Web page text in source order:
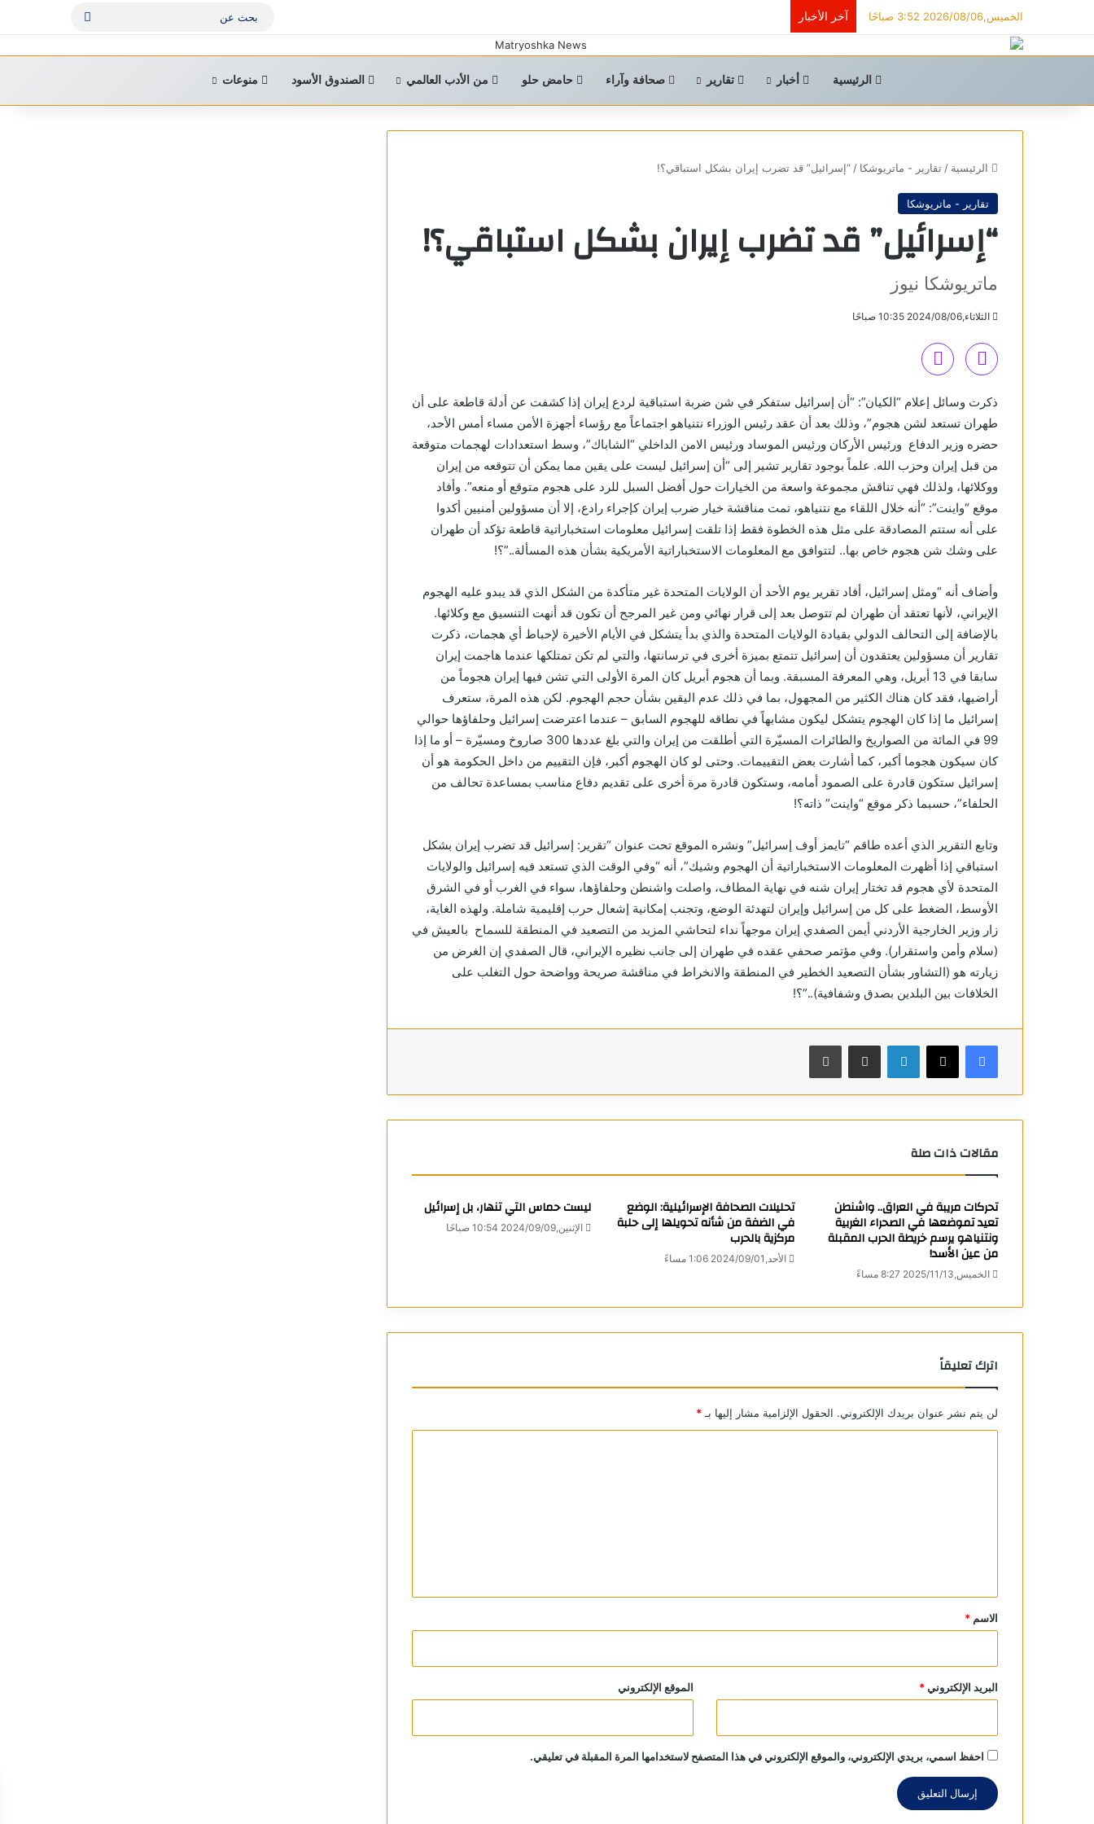
الخميس,2026/08/06 3:52 صباحًا آخر الأخبار
الرئيسية أخبار تقارير صحافة وآراء حامض حلو من الأدب العالمي الصندوق الأسود منوعات
الرئيسية / تقارير - ماتريوشكا / “إسرائيل” قد تضرب إيران بشكل استباقي؟!
تقارير - ماتريوشكا
“إسرائيل” قد تضرب إيران بشكل استباقي؟!
ماتريوشكا نيوز
الثلاثاء,2024/08/06 10:35 صباحًا
ذكرت وسائل إعلام “الكيان”: “أن إسرائيل ستفكر في شن ضربة استباقية لردع إيران إذا كشفت عن أدلة قاطعة على أن
طهران تستعد لشن هجوم”، وذلك بعد أن عقد رئيس الوزراء نتنياهو اجتماعاً مع رؤساء أجهزة الأمن مساء أمس الأحد،
حضره وزير الدفاع ورئيس الأركان ورئيس الموساد ورئيس الامن الداخلي “الشاباك”، وسط استعدادات لهجمات متوقعة
من قبل إيران وحزب الله. علماً بوجود تقارير تشير إلى “أن إسرائيل ليست على يقين مما يمكن أن تتوقعه من إيران
ووكلائها، ولذلك فهي تناقش مجموعة واسعة من الخيارات حول أفضل السبل للرد على هجوم متوقع أو منعه”. وأفاد
موقع “واينت”: “أنه خلال اللقاء مع نتنياهو، تمت مناقشة خيار ضرب إيران كإجراء رادع، إلا أن مسؤولين أمنيين أكدوا
على أنه ستتم المصادقة على مثل هذه الخطوة فقط إذا تلقت إسرائيل معلومات استخباراتية قاطعة تؤكد أن طهران
على وشك شن هجوم خاص بها.. لتتوافق مع المعلومات الاستخباراتية الأمريكية بشأن هذه المسألة..”؟!
وأضاف أنه “ومثل إسرائيل، أفاد تقرير يوم الأحد أن الولايات المتحدة غير متأكدة من الشكل الذي قد يبدو عليه الهجوم
الإيراني، لأنها تعتقد أن طهران لم تتوصل بعد إلى قرار نهائي ومن غير المرجح أن تكون قد أنهت التنسيق مع وكلائها.
بالإضافة إلى التحالف الدولي بقيادة الولايات المتحدة والذي بدأ يتشكل في الأيام الأخيرة لإحباط أي هجمات، ذكرت
تقارير أن مسؤولين يعتقدون أن إسرائيل تتمتع بميزة أخرى في ترسانتها، والتي لم تكن تمتلكها عندما هاجمت إيران
سابقا في 13 أبريل، وهي المعرفة المسبقة. وبما أن هجوم أبريل كان المرة الأولى التي تشن فيها إيران هجوماً من
أراضيها، فقد كان هناك الكثير من المجهول، بما في ذلك عدم اليقين بشأن حجم الهجوم. لكن هذه المرة، ستعرف
إسرائيل ما إذا كان الهجوم يتشكل ليكون مشابهاً في نطاقه للهجوم السابق – عندما اعترضت إسرائيل وحلفاؤها حوالي
99 في المائة من الصواريخ والطائرات المسيّرة التي أطلقت من إيران والتي بلغ عددها 300 صاروخ ومسيّرة – أو ما إذا
كان سيكون هجوما أكبر، كما أشارت بعض التقييمات. وحتى لو كان الهجوم أكبر، فإن التقييم من داخل الحكومة هو أن
إسرائيل ستكون قادرة على الصمود أمامه، وستكون قادرة مرة أخرى على تقديم دفاع مناسب بمساعدة تحالف من
الحلفاء”، حسبما ذكر موقع “واينت” ذاته؟!
وتابع التقرير الذي أعده طاقم “تايمز أوف إسرائيل” ونشره الموقع تحت عنوان “تقرير: إسرائيل قد تضرب إيران بشكل
استباقي إذا أظهرت المعلومات الاستخباراتية أن الهجوم وشيك”، أنه “وفي الوقت الذي تستعد فيه إسرائيل والولايات
المتحدة لأي هجوم قد تختار إيران شنه في نهاية المطاف، واصلت واشنطن وحلفاؤها، سواء في الغرب أو في الشرق
الأوسط، الضغط على كل من إسرائيل وإيران لتهدئة الوضع، وتجنب إمكانية إشعال حرب إقليمية شاملة. ولهذه الغاية،
زار وزير الخارجية الأردني أيمن الصفدي إيران موجهاً نداء لتحاشي المزيد من التصعيد في المنطقة للسماح بالعيش في
(سلام وأمن واستقرار). وفي مؤتمر صحفي عقده في طهران إلى جانب نظيره الإيراني، قال الصفدي إن الغرض من
زيارته هو (التشاور بشأن التصعيد الخطير في المنطقة والانخراط في مناقشة صريحة وواضحة حول التغلب على
الخلافات بين البلدين بصدق وشفافية)..”؟!
فيسبوك لينكدإن
مقالات ذات صلة
تحركات مريبة في العراق.. واشنطن
تعيد تموضعها في الصحراء الغربية
ونتنياهو يرسم خريطة الحرب المقبلة
من عين الأسد!
الخميس,2025/11/13 8:27 مساءً
تحليلات الصحافة الإسرائيلية: الوضع
في الضفة من شأنه تحويلها إلى حلبة
مركزية بالحرب
الأحد,2024/09/01 1:06 مساءً
ليست حماس التي تنهار، بل إسرائيل
الإثنين,2024/09/09 10:54 صباحًا
اترك تعليقاً
لن يتم نشر عنوان بريدك الإلكتروني. الحقول الإلزامية مشار إليها بـ *
*
الاسم *
البريد الإلكتروني* الموقع الإلكتروني
احفظ اسمي، بريدي الإلكتروني، والموقع الإلكتروني في هذا المتصفح لاستخدامها المرة المقبلة في تعليقي.